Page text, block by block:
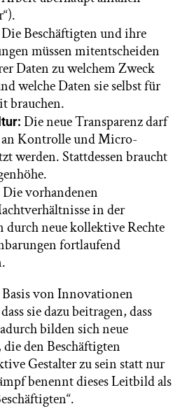
Die Beschäftigten und ihre
müssen mitentscheiden
Daten zu welchem Zweck
welche Daten sie selbst für
brauchen.
Die neue Transparenz darf
Kontrolle und Micro-
werden. Stattdessen braucht
Die vorhandenen
in der
durch neue kollektive Rechte
fortlaufend
von Innovationen
sie dazu beitragen, dass
bilden sich neue
den Beschäftigten
Gestalter zu sein statt nur
benennt dieses Leitbild als